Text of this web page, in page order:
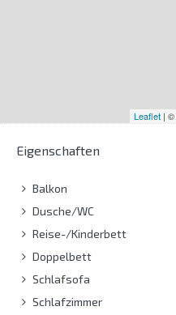
Leaflet | ©
Eigenschaften
Balkon
Dusche/WC
Reise-/Kinderbett
Doppelbett
Schlafsofa
Schlafzimmer